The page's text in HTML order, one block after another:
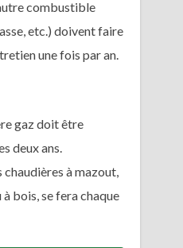
combustible
etc.) doivent faire
une fois par an.
gaz doit être
deux ans.
chaudières à mazout,
bois, se fera chaque